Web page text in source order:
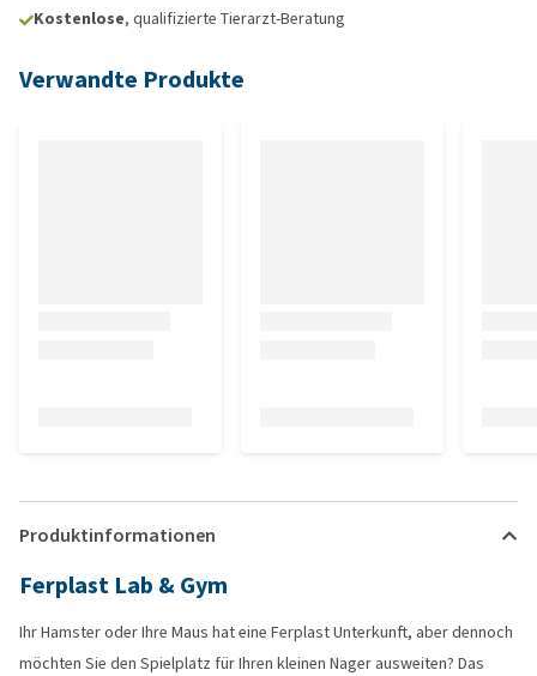
Kostenlose, qualifizierte Tierarzt-Beratung
Verwandte Produkte
Produktinformationen
Ferplast Lab & Gym
Ihr Hamster oder Ihre Maus hat eine Ferplast Unterkunft, aber dennoch
möchten Sie den Spielplatz für Ihren kleinen Nager ausweiten? Das